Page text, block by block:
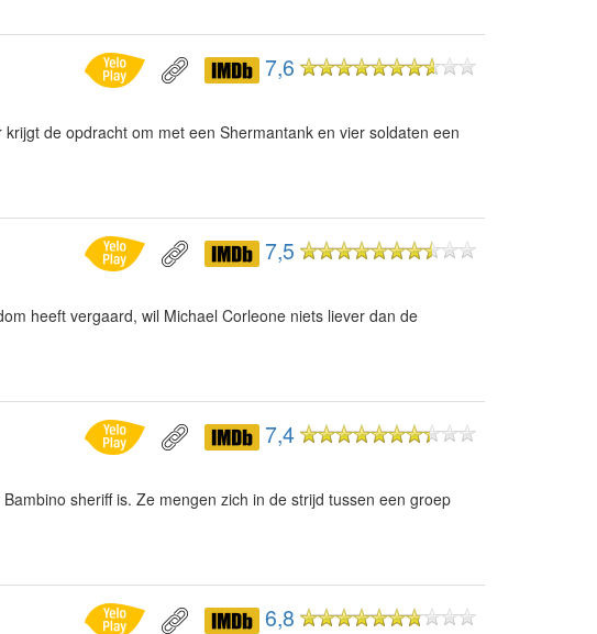
7,6
de opdracht om met een Shermantank en vier soldaten een
7,5
heeft vergaard, wil Michael Corleone niets liever dan de
7,4
sheriff is. Ze mengen zich in de strijd tussen een groep
6,8